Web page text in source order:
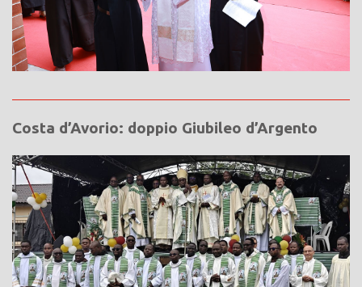
Costa d’Avorio: doppio Giubileo d’Argento